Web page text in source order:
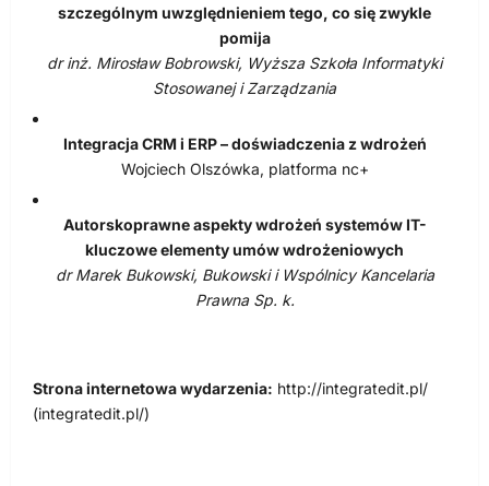
szczególnym uwzględnieniem tego, co się zwykle
pomija
dr inż. Mirosław Bobrowski, Wyższa Szkoła Informatyki
Stosowanej i Zarządzania
Integracja CRM i ERP – doświadczenia z wdrożeń
Wojciech Olszówka, platforma nc+
Autorskoprawne aspekty wdrożeń systemów IT-
kluczowe elementy umów wdrożeniowych
dr Marek Bukowski, Bukowski i Wspólnicy Kancelaria
Prawna Sp. k.
Strona internetowa wydarzenia: http://integratedit.pl/
(integratedit.pl/)